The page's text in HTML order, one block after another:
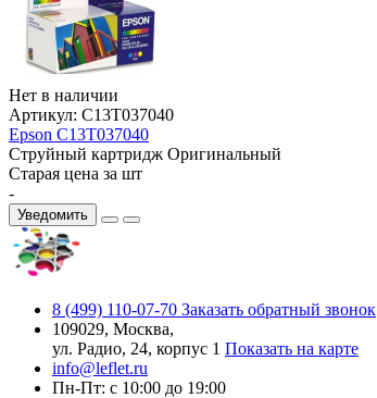
Нет в наличии
Артикул: C13T037040
Epson C13T037040
Струйный картридж Оригинальный
Старая цена за шт
-
Уведомить
8 (499) 110-07-70 Заказать обратный звонок
109029, Москва,
ул. Радио, 24, корпус 1 Показать на карте
info@leflet.ru
Пн-Пт: с 10:00 до 19:00